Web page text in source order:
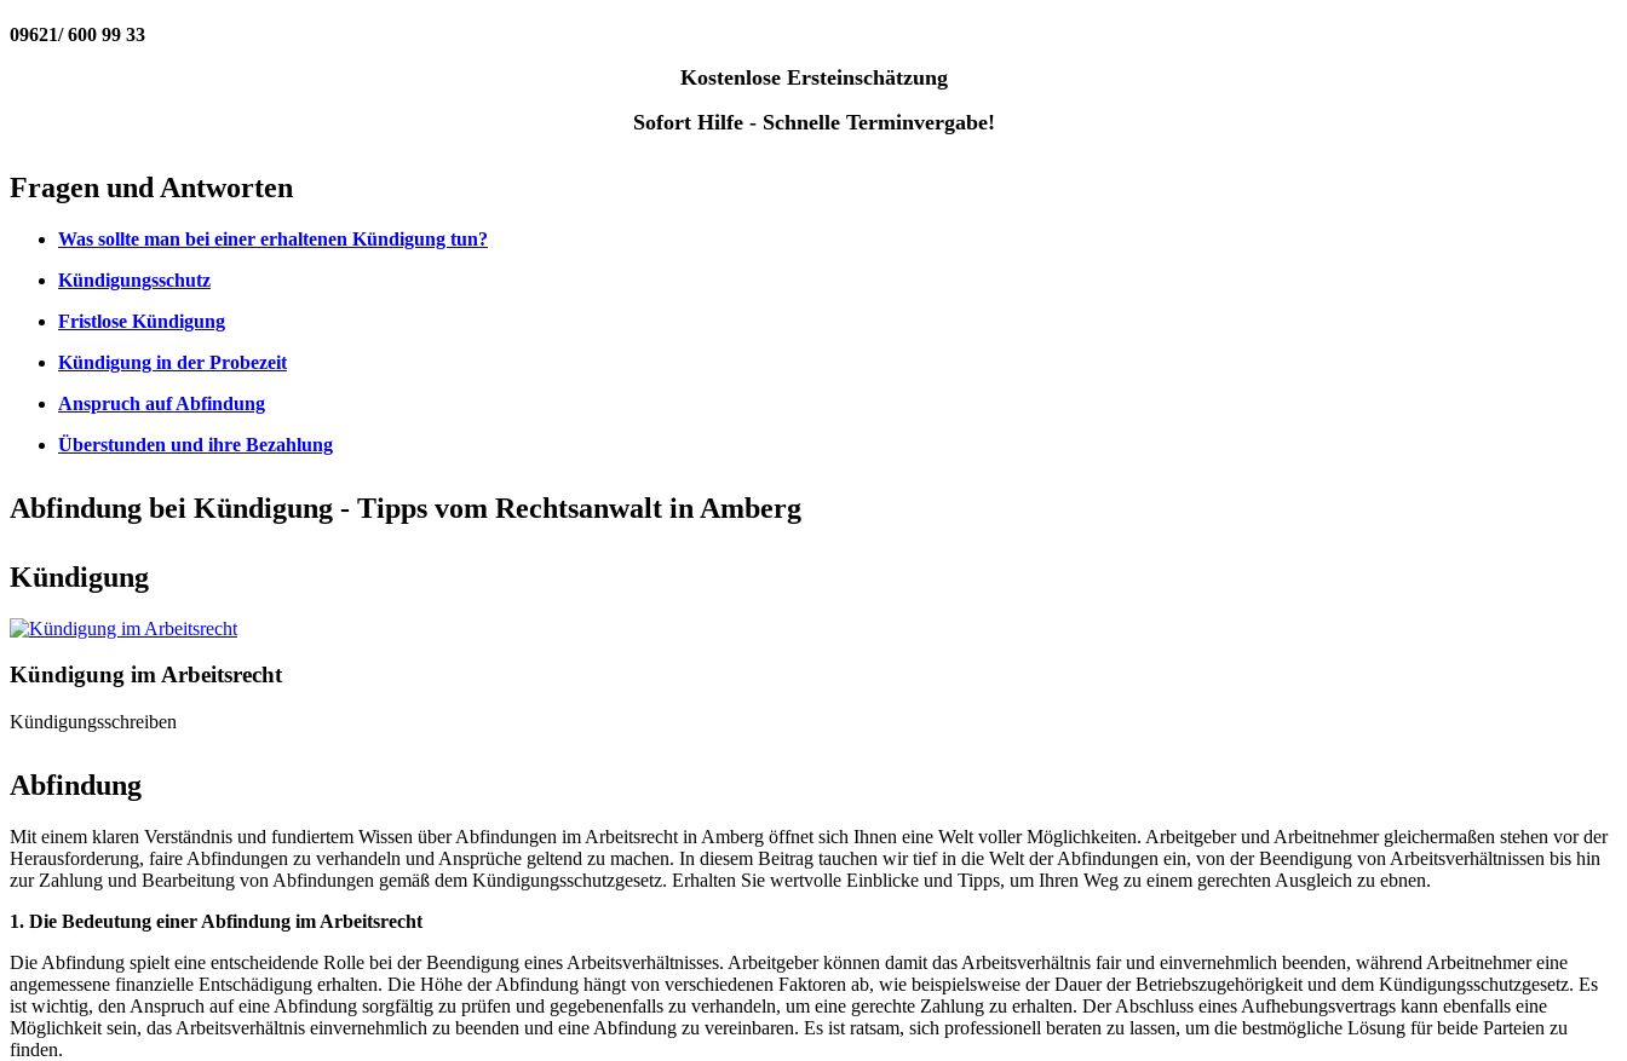
09621/ 600 99 33
Kostenlose Ersteinschätzung
Sofort Hilfe - Schnelle Terminvergabe!
Fragen und Antworten
Was sollte man bei einer erhaltenen Kündigung tun?
Kündigungsschutz
Fristlose Kündigung
Kündigung in der Probezeit
Anspruch auf Abfindung
Überstunden und ihre Bezahlung
Abfindung bei Kündigung - Tipps vom Rechtsanwalt in Amberg
Kündigung
Kündigung im Arbeitsrecht
Kündigungsschreiben
Abfindung
Mit einem klaren Verständnis und fundiertem Wissen über Abfindungen im Arbeitsrecht in Amberg öffnet sich Ihnen eine Welt voller Möglichkeiten. Arbeitgeber und Arbeitnehmer gleichermaßen stehen vor der
Herausforderung, faire Abfindungen zu verhandeln und Ansprüche geltend zu machen. In diesem Beitrag tauchen wir tief in die Welt der Abfindungen ein, von der Beendigung von Arbeitsverhältnissen bis hin
zur Zahlung und Bearbeitung von Abfindungen gemäß dem Kündigungsschutzgesetz. Erhalten Sie wertvolle Einblicke und Tipps, um Ihren Weg zu einem gerechten Ausgleich zu ebnen.
1. Die Bedeutung einer Abfindung im Arbeitsrecht
Die Abfindung spielt eine entscheidende Rolle bei der Beendigung eines Arbeitsverhältnisses. Arbeitgeber können damit das Arbeitsverhältnis fair und einvernehmlich beenden, während Arbeitnehmer eine
angemessene finanzielle Entschädigung erhalten. Die Höhe der Abfindung hängt von verschiedenen Faktoren ab, wie beispielsweise der Dauer der Betriebszugehörigkeit und dem Kündigungsschutzgesetz. Es
ist wichtig, den Anspruch auf eine Abfindung sorgfältig zu prüfen und gegebenenfalls zu verhandeln, um eine gerechte Zahlung zu erhalten. Der Abschluss eines Aufhebungsvertrags kann ebenfalls eine
Möglichkeit sein, das Arbeitsverhältnis einvernehmlich zu beenden und eine Abfindung zu vereinbaren. Es ist ratsam, sich professionell beraten zu lassen, um die bestmögliche Lösung für beide Parteien zu
finden.